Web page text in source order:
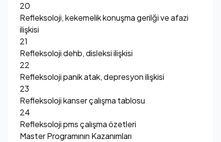
20
Refleksoloji, kekemelik konuşma gerilği ve afazi
ilişkisi
21
Refleksoloji dehb, disleksi ilişkisi
22
Refleksoloji panik atak, depresyon ilişkisi
23
Refleksoloji kanser çalışma tablosu
24
Refleksoloji pms çalışma özetleri
Master Programının Kazanımları